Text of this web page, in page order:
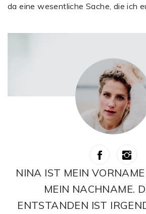
da eine wesentliche Sache, die ich
NINA IST MEIN
MEIN NACHNAME.
ENTSTANDEN IST